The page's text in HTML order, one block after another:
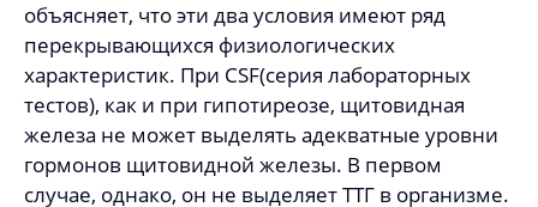
объясняет, что эти два условия имеют ряд
перекрывающихся физиологических
характеристик. При CSF(серия лабораторных
тестов), как и при гипотиреозе, щитовидная
железа не может выделять адекватные уровни
гормонов щитовидной железы. В первом
случае, однако, он не выделяет ТТГ в организме.